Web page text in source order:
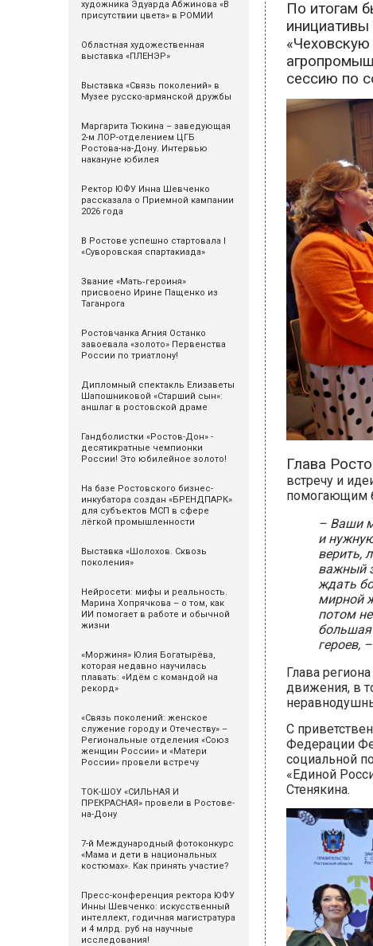
художника Эдуарда Абжинова «В
присутствии цвета» в РОМИИ
Областная художественная
выставка «ПЛЕНЭР»
Выставка «Связь поколений» в
Музее русско-армянской дружбы
Маргарита Тюкина – заведующая
2-м ЛОР-отделением ЦГБ
Ростова-на-Дону. Интервью
накануне юбилея
Ректор ЮФУ Инна Шевченко
рассказала о Приемной кампании
2026 года
В Ростове успешно стартовала I
«Суворовская спартакиада»
Звание «Мать‑героиня»
присвоено Ирине Пащенко из
Таганрога
Ростовчанка Агния Останко
завоевала «золото» Первенства
России по триатлону!
Дипломный спектакль Елизаветы
Шапошниковой «Старший сын»:
аншлаг в ростовской драме
Гандболистки «Ростов-Дон» -
десятикратные чемпионки
России! Это юбилейное золото!
На базе Ростовского бизнес-
инкубатора создан «БРЕНДПАРК»
для субъектов МСП в сфере
лёгкой промышленности
Выставка «Шолохов. Сквозь
поколения»
Нейросети: мифы и реальность.
Марина Хопрячкова – о том, как
ИИ помогает в работе и обычной
жизни
«Моржиня» Юлия Богатырёва,
которая недавно научилась
плавать: «Идём с командой на
рекорд»
«Связь поколений: женское
служение городу и Отечеству» –
Региональные отделения «Союз
женщин России» и «Матери
России» провели встречу
ТОК-ШОУ «СИЛЬНАЯ И
ПРЕКРАСНАЯ» провели в Ростове-
на-Дону
7-й Международный фотоконкурс
«Мама и дети в национальных
костюмах». Как принять участие?
Пресс-конференция ректора ЮФУ
Инны Шевченко: искусственный
интеллект, годичная магистратура
и 4 млрд. руб на научные
исследования!
По итогам
сессию по
Глава
встречу и
помогающим
– Ваши
и
верить,
важный
ждать
мирной
потом
большая
героев,
Глава
движения, в
С
Федерации
социальной
«Единой
Стенякина.